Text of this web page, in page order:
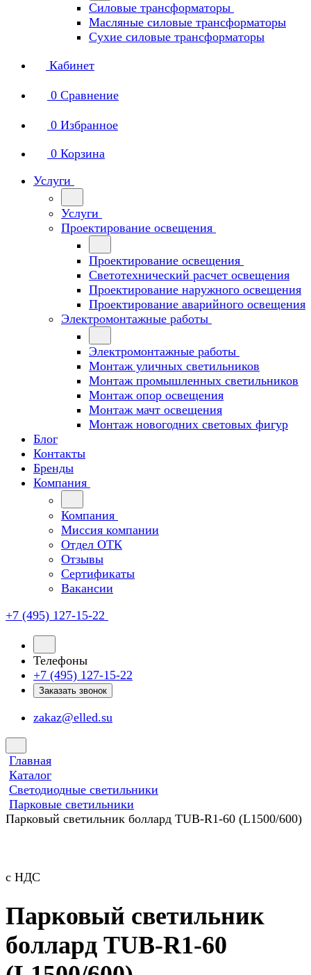
Силовые трансформаторы
Масляные силовые трансформаторы
Сухие силовые трансформаторы
Кабинет
0 Сравнение
0 Избранное
0 Корзина
Услуги
Услуги
Проектирование освещения
Проектирование освещения
Светотехнический расчет освещения
Проектирование наружного освещения
Проектирование аварийного освещения
Электромонтажные работы
Электромонтажные работы
Монтаж уличных светильников
Монтаж промышленных светильников
Монтаж опор освещения
Монтаж мачт освещения
Монтаж новогодних световых фигур
Блог
Контакты
Бренды
Компания
Компания
Миссия компании
Отдел ОТК
Отзывы
Сертификаты
Вакансии
+7 (495) 127-15-22
Телефоны
+7 (495) 127-15-22
Заказать звонок
zakaz@elled.su
Главная
Каталог
Светодиодные светильники
Парковые светильники
Парковый светильник боллард TUB-R1-60 (L1500/600)
с НДС
Парковый светильник
боллард TUB-R1-60